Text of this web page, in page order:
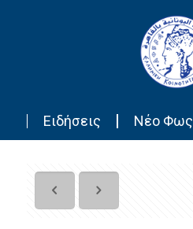
Ειδήσεις Νέο Φως